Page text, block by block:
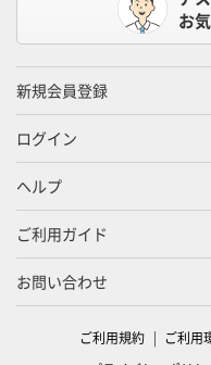
お
新規会員登録
ログイン
ヘルプ
ご利用ガイド
お問い合わせ
ご利用規約 ご利用